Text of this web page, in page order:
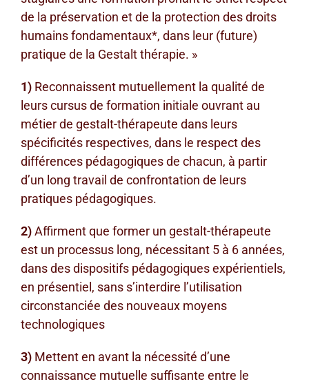
de la préservation et de la protection des droits
humains fondamentaux*, dans leur (future)
pratique de la Gestalt thérapie. »
1) Reconnaissent mutuellement la qualité de
leurs cursus de formation initiale ouvrant au
métier de gestalt-thérapeute dans leurs
spécificités respectives, dans le respect des
différences pédagogiques de chacun, à partir
d’un long travail de confrontation de leurs
pratiques pédagogiques.
2)Affirment que former un gestalt-thérapeute
est un processus long, nécessitant 5 à 6 années,
dans des dispositifs pédagogiques expérientiels,
en présentiel, sans s’interdire l’utilisation
circonstanciée des nouveaux moyens
technologiques
3) Mettent en avant la nécessité d’une
connaissance mutuelle suffisante entre le